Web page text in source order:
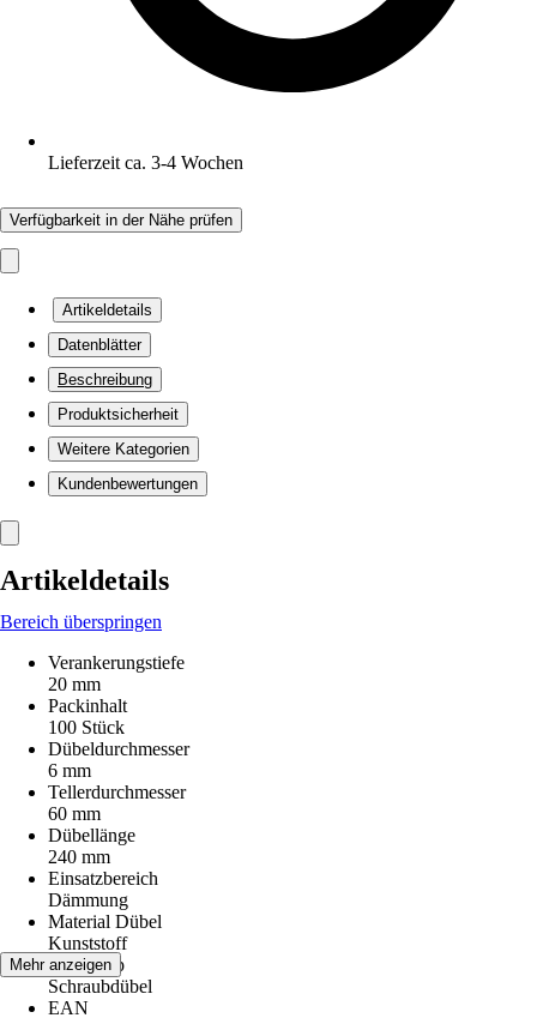
Lieferzeit ca. 3-4 Wochen
Verfügbarkeit in der Nähe prüfen
Artikeldetails
Datenblätter
Beschreibung
Produktsicherheit
Weitere Kategorien
Kundenbewertungen
Artikeldetails
Bereich überspringen
Verankerungstiefe
20 mm
Packinhalt
100 Stück
Dübeldurchmesser
6 mm
Tellerdurchmesser
60 mm
Dübellänge
240 mm
Einsatzbereich
Dämmung
Material Dübel
Kunststoff
Artikeltyp
Schraubdübel
EAN
Mehr anzeigen